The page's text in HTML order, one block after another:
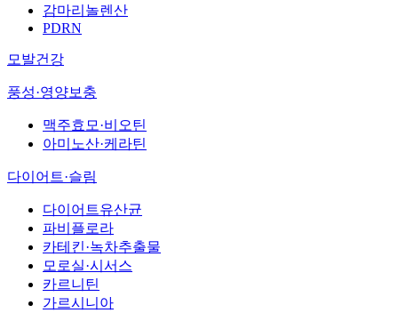
감마리놀렌산
PDRN
모발건강
풍성·영양보충
맥주효모·비오틴
아미노산·케라틴
다이어트·슬림
다이어트유산균
파비플로라
카테킨·녹차추출물
모로실·시서스
카르니틴
가르시니아